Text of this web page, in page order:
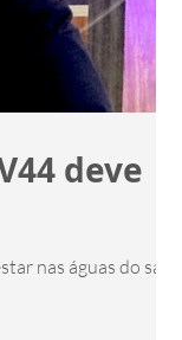
deve
nas águas do salão